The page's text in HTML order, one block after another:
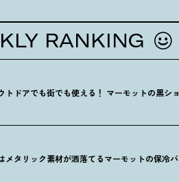
トドアでも街でも使える ！ マーモットの黒シ
メタリック素材が洒落てるマーモットの保冷